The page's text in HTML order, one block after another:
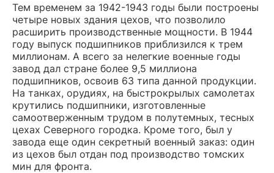
Тем временем за 1942-1943 годы были построены
четыре новых здания цехов, что позволило
расширить производственные мощности. В 1944
году выпуск подшипников приблизился к трем
миллионам. А всего за нелегкие военные годы
завод дал стране более 9,5 миллиона
подшипников, освоив 63 типа данной продукции.
На танках, орудиях, на быстрокрылых самолетах
крутились подшипники, изготовленные
самоотверженным трудом в полутемных, тесных
цехах Северного городка. Кроме того, был у
завода еще один секретный военный заказ: один
из цехов был отдан под производство томских
мин для фронта.